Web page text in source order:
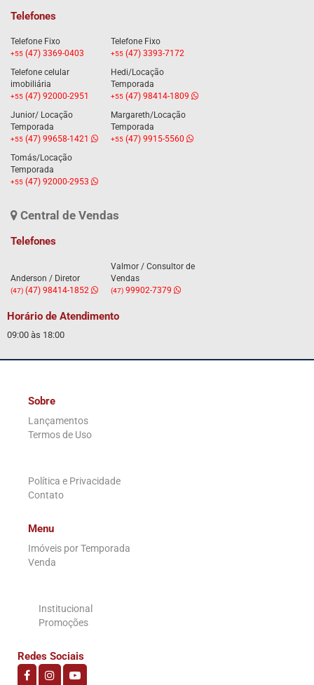
Telefones
Telefone Fixo
+55 (47) 3369-0403
Telefone Fixo
+55(47) 3393-7172
Telefone celular
imobiliária
+55 (47) 92000-2951
Hedi/Locação
Temporada
+55(47) 98414-1809
Junior/ Locação
Temporada
+55 (47) 99658-1421
Margareth/Locação
Temporada
+55(47) 9915-5560
Tomás/Locação
Temporada
+55 (47) 92000-2953
Central de Vendas
Telefones
Anderson / Diretor
(47) (47) 98414-1852
Valmor / Consultor de
Vendas
(47)99902-7379
Horário de Atendimento
09:00 às 18:00
Sobre
Lançamentos
Termos de Uso
Política e Privacidade
Contato
Menu
Imóveis por Temporada
Venda
Institucional
Promoções
Redes Sociais